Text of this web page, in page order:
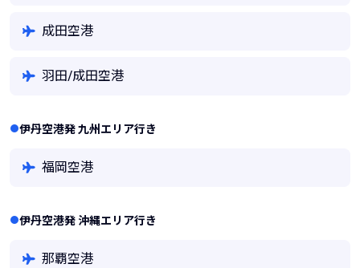
成田空港
羽田/成田空港
伊丹空港発 九州エリア行き
福岡空港
伊丹空港発 沖縄エリア行き
那覇空港